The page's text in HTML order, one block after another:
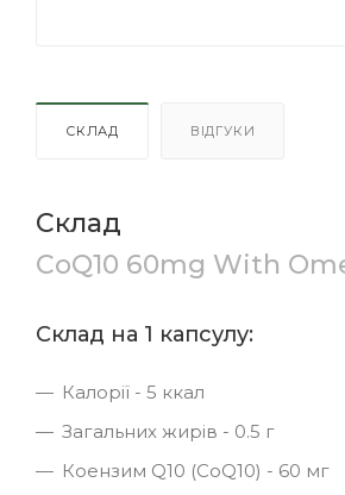
СКЛАД ВІДГУКИ
Склад
CoQ10 60mg With
Склад на 1 капсулу:
Калорії - 5 ккал
Загальних жирів - 0.5 г
Коензим Q10 (CoQ10) - 60 мг